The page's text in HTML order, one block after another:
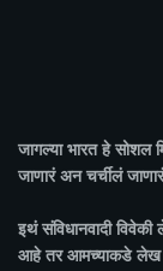
जागल्या भारतहे सोशल
जाणारं अन चर्चीलं
इथं संविधानवादी
आहे तर आमच्याकडे लेख